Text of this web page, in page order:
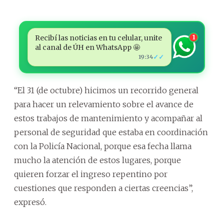
Recibí las noticias en tu celular, unite
al canal de ÚH en WhatsApp 🤩
19:34✓✓
1
“El 31 (de octubre) hicimos un recorrido general
para hacer un relevamiento sobre el avance de
estos trabajos de mantenimiento y acompañar al
personal de seguridad que estaba en coordinación
con la Policía Nacional, porque esa fecha llama
mucho la atención de estos lugares, porque
quieren forzar el ingreso repentino por
cuestiones que responden a ciertas creencias”,
expresó.